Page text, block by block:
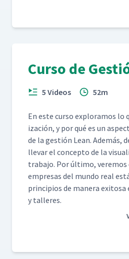
Curso de
5 Videos 52m
En este cur­so explo­ramos lo
ización, y por qué es un
de la gestión Lean. Además,
lle­var el con­cep­to de la
tra­ba­jo. Por últi­mo, ver­e­mos
empre­sas del mun­do real
prin­ci­p­ios de man­era exi­tosa
y talleres.